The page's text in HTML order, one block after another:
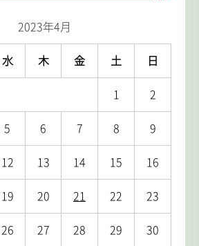
2023年4月
水 木 金 土 日
1 2
5 6 7 8 9
12 13 14 15 16
19 20 21 22 23
26 27 28 29 30